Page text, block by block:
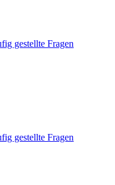
gestellte Fragen
gestellte Fragen